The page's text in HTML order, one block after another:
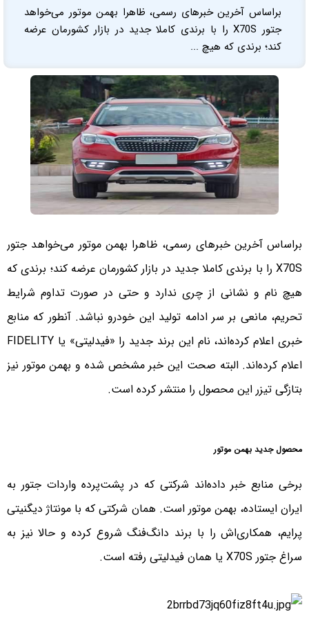
براساس آخرین خبرهای رسمی، ظاهرا بهمن موتور می‌خواهد
جتور X70S را با برندی کاملا جدید در بازار کشورمان عرضه
کند؛ برندی که هیچ ...
براساس آخرین خبرهای رسمی، ظاهرا بهمن موتور می‌خواهد جتور
X70S را با برندی کاملا جدید در بازار کشورمان عرضه کند؛ برندی که
هیچ نام و نشانی از چری ندارد و حتی در صورت تداوم شرایط
تحریم، مانعی بر سر ادامه تولید این خودرو نباشد. آنطور که منابع
خبری اعلام کرده‌اند، نام این برند جدید را «فیدلیتی» یا FIDELITY
اعلام کرده‌اند. البته صحت این خبر مشخص شده و بهمن موتور نیز
بتازگی تیزر این محصول را منتشر کرده است.
محصول جدید بهمن موتور
برخی منابع خبر داده‌اند شرکتی که در پشت‌پرده واردات جتور به
ایران ایستاده، بهمن موتور است. همان شرکتی که با مونتاژ دیگنیتی
پرایم، همکاری‌اش را با برند دانگ‌فنگ شروع کرده و حالا نیز به
سراغ جتور X70S یا همان فیدلیتی رفته است.